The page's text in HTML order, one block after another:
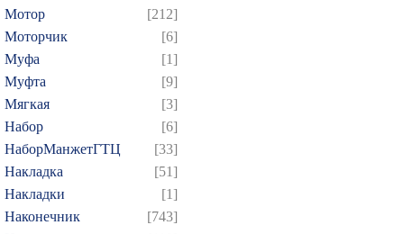
Мотор
[212]
Моторчик
[6]
Муфа
[1]
Муфта
[9]
Мягкая
[3]
Набор
[6]
НаборМанжетГТЦ
[33]
Накладка
[51]
Накладки
[1]
Наконечник
[743]